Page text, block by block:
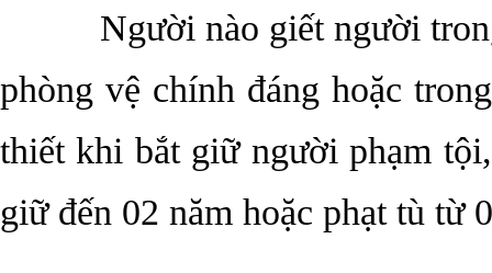
Người nào giết người
phòng vệ chính đáng hoặc
thiết khi bắt giữ người phạm
giữ đến 02 năm hoặc phạt tù từ